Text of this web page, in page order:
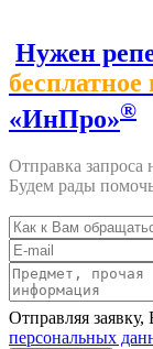
Нужен
бесплатное
«ИнПро»®
Отправка запроса
Будем рады
Отправляя заявку,
персональных